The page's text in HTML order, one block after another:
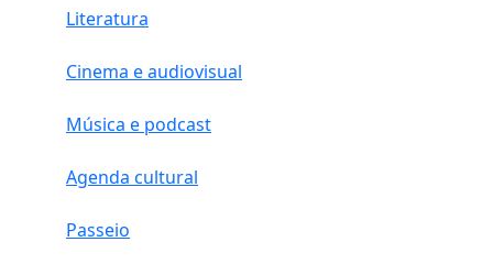
Literatura
Cinema e audiovisual
Música e podcast
Agenda cultural
Passeio